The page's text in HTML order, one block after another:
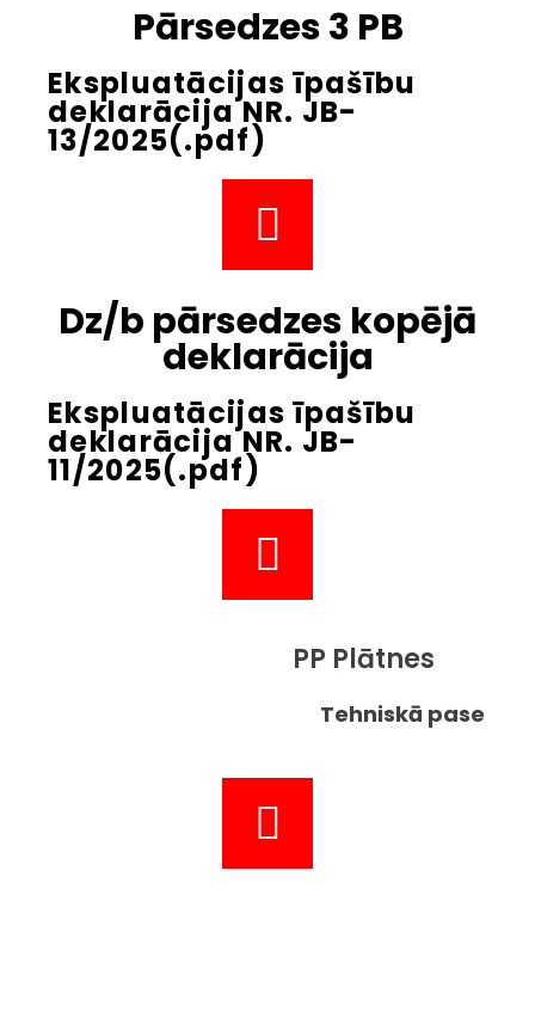
Pārsedzes 3 PB
Ekspluatācijas īpašību
deklarācija NR. JB-
13/2025(.pdf)
Dz/b pārsedzes kopējā
deklarācija
Ekspluatācijas īpašību
deklarācija NR. JB-
11/2025(.pdf)
PP Plātnes
Tehniskā pase